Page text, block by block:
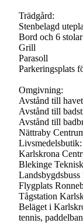
Trädgård:
Stenbelagd
Bord och 6 stolar
Grill
Parasoll
Parkeringsplats
Omgivning:
Avstånd till
Avstånd till
Avstånd till
Nättraby
Karlskrona
Blekinge
Flygplats
Tågstation
Beläget i
tennis,